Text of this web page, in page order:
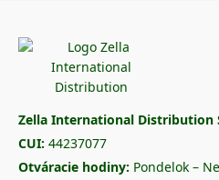
Zella International Distribution
CUI: 44237077
Otváracie hodiny: Pondelok –